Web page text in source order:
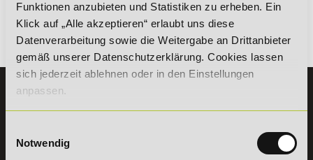
Funktionen anzubieten und Statistiken zu erheben. Ein
Klick auf „Alle akzeptieren“ erlaubt uns diese
Datenverarbeitung sowie die Weitergabe an Drittanbieter
gemäß unserer Datenschutzerklärung. Cookies lassen
sich jederzeit ablehnen oder in den Einstellungen
anpassen.
Notwendig
Alle Kosten sind transparent in den Allgemeinen
Geschäftsbedingungen (AGB)bzw. der
Gebührenordnungaufgeführt.
KONTAKT
07191 - 22986 - 0
+49 (0) 7191 9513203